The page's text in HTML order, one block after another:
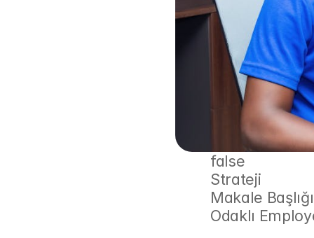
false
Strateji
Makale
Odaklı